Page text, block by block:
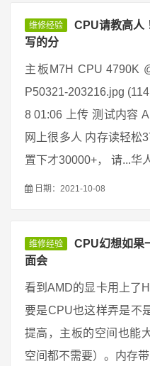
维修经验
CPU请教高人
写的分
主板M7H CPU 4790K
P50321-203216.jpg
8 01:06 上传 测试内容
网上很多人 内存读轻松
置下才30000+， 请...华
日期：2021-10-08
维修经验
CPU幻想如果
面会
看到AMD的显卡用上了
要是CPU也这样弄是不
提高，主板的空间也能
空间都不需要）。内存